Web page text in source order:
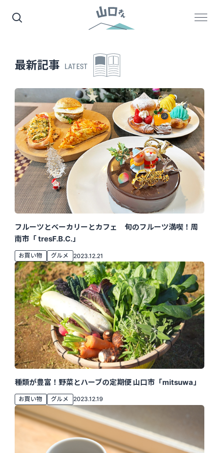
最新記事 LATEST
フルーツとベーカリーとカフェ 旬のフルーツ満喫！周
南市「 tresF.B.C.」
お買い物 グルメ 2023.12.21
種類が豊富！野菜とハーブの定期便 山口市「mitsuwa」
お買い物 グルメ 2023.12.19